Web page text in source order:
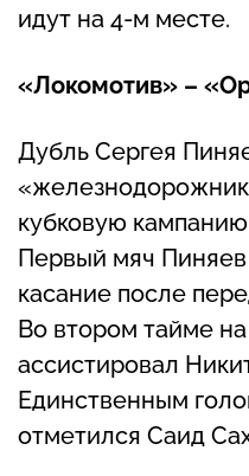
идут на 4-м месте.
«Локомотив» –
Дубль Сергея
кубковую
Первый мяч
касание после
Во втором тайме
ассистировал
Единственным
отметился Саид